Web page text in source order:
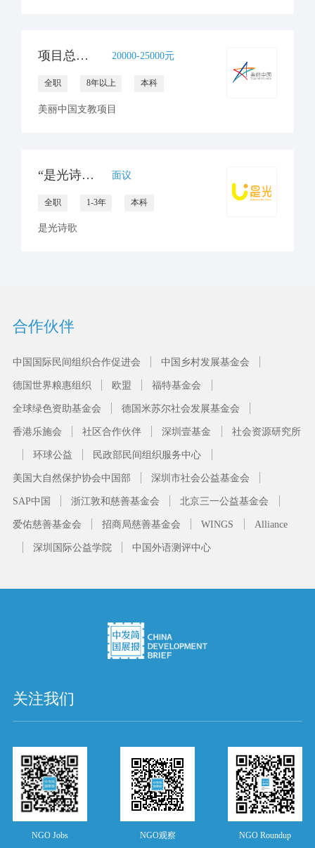
项目总监(昆明/南宁） 20000-25000元
全职 8年以上 本科
美丽中国支教项目
“是光诗歌”项目专员招聘 （云南大理） 面议
全职 1-3年 本科
是光诗歌
合作伙伴
中国国际民间组织合作促进会 中国乡村发展基金会
德国世界粮惠组织 欧盟 福特基金会
全球绿色资助基金会 德国米苏尔社会发展基金会
香港乐施会 社区合作伙伴 深圳壹基金 社会资源研究所
环球公益 民政部民间组织服务中心
美国大自然保护协会中国部 深圳市社会公益基金会
SAP中国 浙江敦和慈善基金会 北京三一公益基金会
爱佑慈善基金会 招商局慈善基金会 WINGS Alliance
深圳国际公益学院 中国外语测评中心
关注我们
NGO Jobs NGO观察 NGO Roundup